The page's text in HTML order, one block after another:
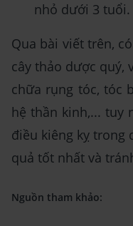
nhỏ dưới 3 tuổi.
Qua bài viết trên,
cây thảo dược quý,
chữa rụng tóc, tóc
hệ thần kinh,... tuy
điều kiêng kỵ trong
quả tốt nhất và
Nguồn tham khảo: